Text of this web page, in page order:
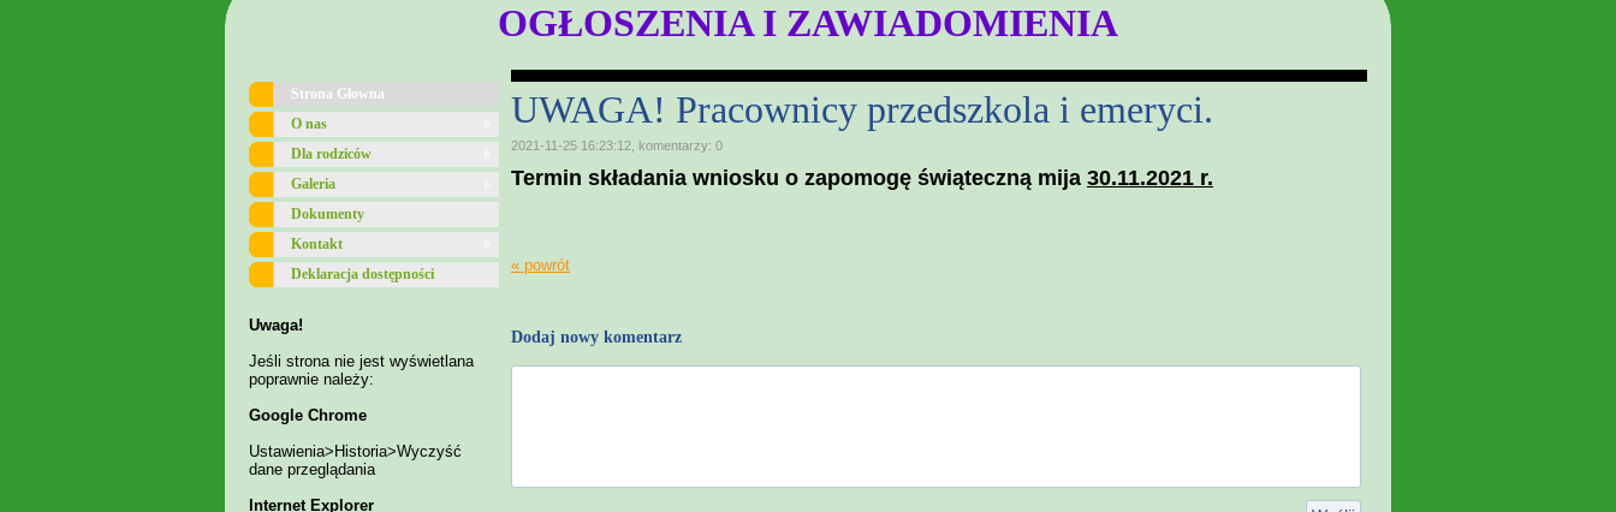
OGŁOSZENIA I ZAWIADOMIENIA
Strona Głowna
O nas
Dla rodziców
Galeria
Dokumenty
Kontakt
Deklaracja dostępności
Uwaga!
Jeśli strona nie jest wyświetlana
poprawnie należy:
Google Chrome
Ustawienia>Historia>Wyczyść
dane przeglądania
Internet Explorer
UWAGA! Pracownicy przedszkola i emeryci.
2021-11-25 16:23:12, komentarzy: 0
Termin składania wniosku o zapomogę świąteczną mija 30.11.2021 r.
« powrót
Dodaj nowy komentarz